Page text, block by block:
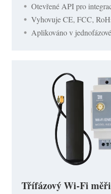
Otevřené API pro
Vyhovuje CE, FCC,
Aplikováno v
Třífázový Wi-Fi